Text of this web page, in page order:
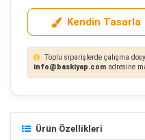
Kendin Tasarla
Toplu siparişlerde çalışma
info@baskiyap.com adresine
Ürün Özellikleri